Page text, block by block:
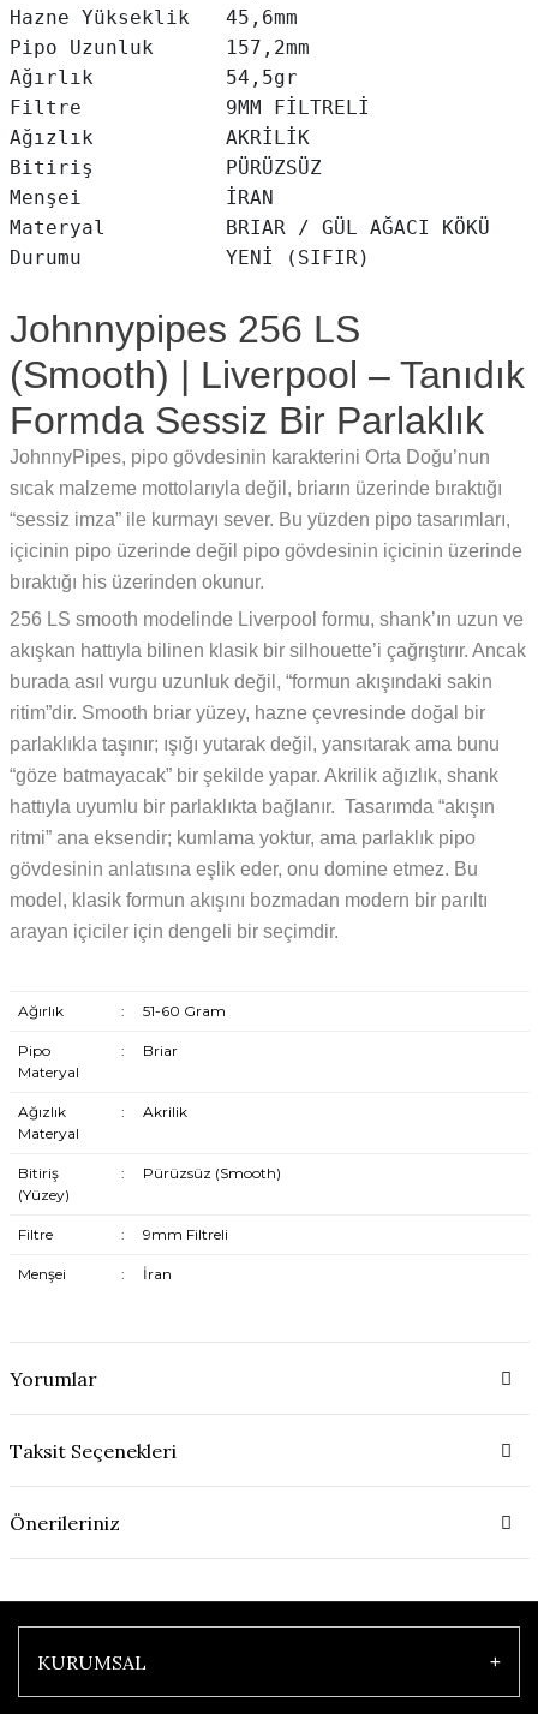
Hazne Yükseklik   45,6mm
Pipo Uzunluk      157,2mm
Ağırlık           54,5gr
Filtre            9MM FİLTRELİ
Ağızlık           AKRİLİK
Bitiriş           PÜRÜZSÜZ
Menşei            İRAN
Materyal          BRIAR / GÜL AĞACI KÖKÜ
Johnnypipes 256 LS
(Smooth) | Liverpool – Tanıdık
Formda Sessiz Bir Parlaklık
JohnnyPipes, pipo gövdesinin karakterini Orta Doğu’nun
sıcak malzeme mottolarıyla değil, briarın üzerinde bıraktığı
“sessiz imza” ile kurmayı sever. Bu yüzden pipo tasarımları,
içicinin pipo üzerinde değil pipo gövdesinin içicinin üzerinde
bıraktığı his üzerinden okunur.
256 LS smooth modelinde Liverpool formu, shank’ın uzun ve
akışkan hattıyla bilinen klasik bir silhouette’i çağrıştırır. Ancak
burada asıl vurgu uzunluk değil, “formun akışındaki sakin
ritim”dir. Smooth briar yüzey, hazne çevresinde doğal bir
parlaklıkla taşınır; ışığı yutarak değil, yansıtarak ama bunu
“göze batmayacak” bir şekilde yapar. Akrilik ağızlık, shank
hattıyla uyumlu bir parlaklıkta bağlanır. Tasarımda “akışın
ritmi” ana eksendir; kumlama yoktur, ama parlaklık pipo
gövdesinin anlatısına eşlik eder, onu domine etmez. Bu
model, klasik formun akışını bozmadan modern bir parıltı
arayan içiciler için dengeli bir seçimdir.
Ağırlık : 51-60 Gram
Pipo
Materyal
: Briar
Ağızlık
Materyal
: Akrilik
Bitiriş
(Yüzey)
: Pürüzsüz (Smooth)
Filtre : 9mm Filtreli
Menşei : İran
Yorumlar
Taksit Seçenekleri
Önerileriniz
KURUMSAL